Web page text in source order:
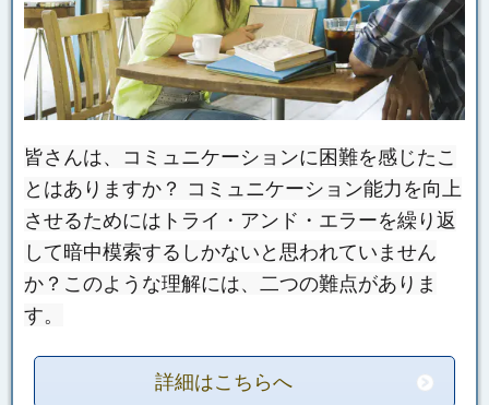
皆さんは、コミュニケーションに困難を感じたこ
とはありますか？ コミュニケーション能力を向上
させるためにはトライ・アンド・エラーを繰り返
して暗中模索するしかないと思われていません
か？このような理解には、二つの難点がありま
す。
詳細はこちらへ